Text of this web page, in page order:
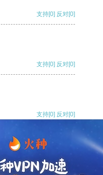
支持[0] 反对[0]
支持[0] 反对[0]
支持[0] 反对[0]
支持[0] 反对